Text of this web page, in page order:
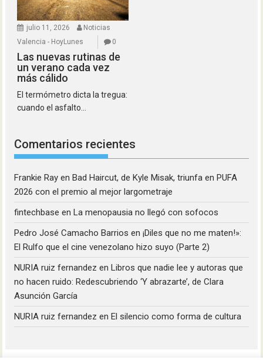
julio 11, 2026
Noticias
Valencia - HoyLunes
0
Las nuevas rutinas de
un verano cada vez
más cálido
El termómetro dicta la tregua:
cuando el asfalto...
Comentarios recientes
Frankie Ray enBad Haircut, de Kyle Misak, triunfa en PUFA
2026 con el premio al mejor largometraje
fintechbase enLa menopausia no llegó con sofocos
Pedro José Camacho Barrios en¡Diles que no me maten!»:
El Rulfo que el cine venezolano hizo suyo (Parte 2)
NURIA ruiz fernandez enLibros que nadie lee y autoras que
no hacen ruido: Redescubriendo ‘Y abrazarte’, de Clara
Asunción García
NURIA ruiz fernandez enEl silencio como forma de cultura